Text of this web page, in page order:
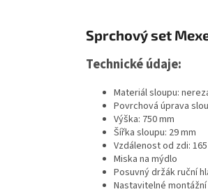
Sprchový set
Technické údaje:
Materiál sloupu:
Povrchová úprava
Výška: 750 mm
Šířka sloupu: 29 mm
Vzdálenost od zdi:
Miska na mýdlo
Posuvný držák ruční
Nastavitelné